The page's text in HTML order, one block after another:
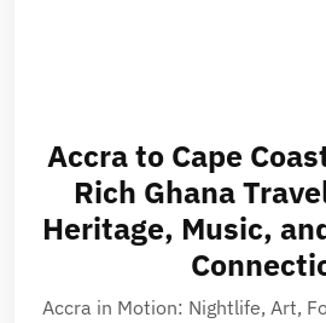
Accra to Cape
Rich Ghana
Heritage, Music,
Accra in Motion: Nightlife, Art,